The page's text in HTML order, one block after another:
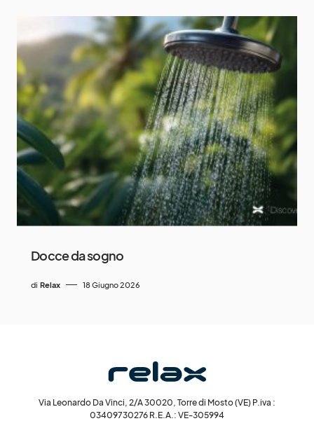
Docce da sogno
di Relax 18 Giugno 2026
Via Leonardo Da Vinci, 2/A 30020, Torre di Mosto (VE) P.iva :
03409730276 R.E.A.: VE-305994